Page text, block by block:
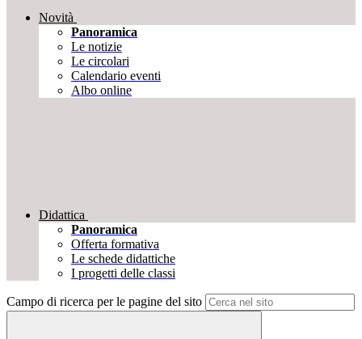
Novità
Panoramica
Le notizie
Le circolari
Calendario eventi
Albo online
Didattica
Panoramica
Offerta formativa
Le schede didattiche
I progetti delle classi
Campo di ricerca per le pagine del sito